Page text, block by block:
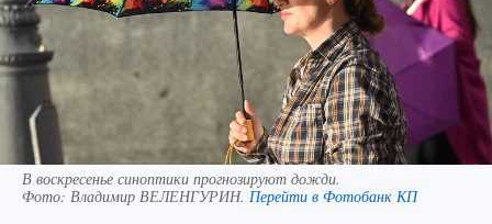
В воскресенье синоптики прогнозируют дожди.
Фото: Владимир ВЕЛЕНГУРИН. Перейти в Фотобанк КП